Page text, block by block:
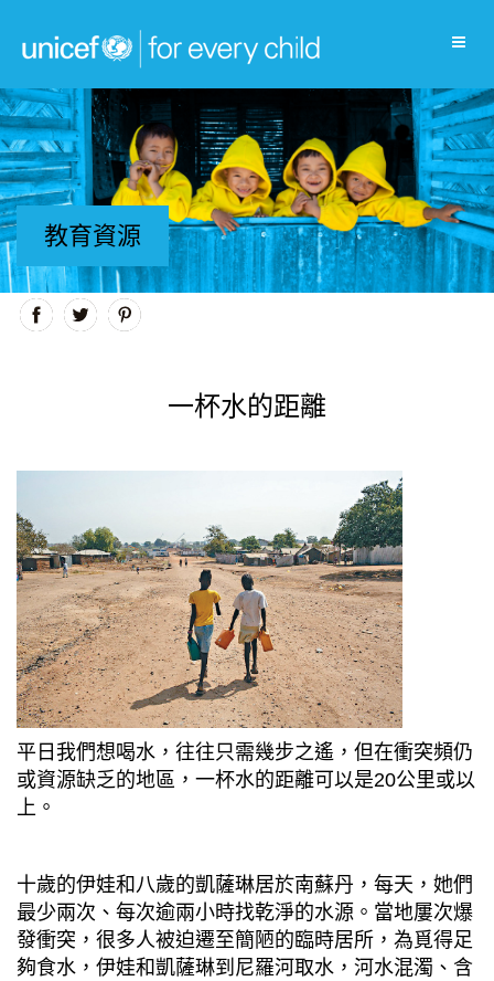
教育資源
一杯水的距離
平日我們想喝水，往往只需幾步之遙，但在衝突頻仍
或資源缺乏的地區，一杯水的距離可以是20公里或以
上。
十歲的伊娃和八歲的凱薩琳居於南蘇丹，每天，她們
最少兩次、每次逾兩小時找乾淨的水源。當地屢次爆
發衝突，很多人被迫遷至簡陋的臨時居所，為覓得足
夠食水，伊娃和凱薩琳到尼羅河取水，河水混濁、含